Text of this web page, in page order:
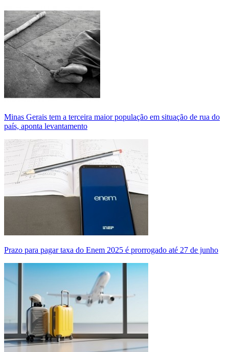
Minas Gerais tem a terceira maior população em situação de rua do
país, aponta levantamento
Prazo para pagar taxa do Enem 2025 é prorrogado até 27 de junho